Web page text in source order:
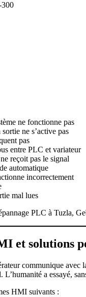
300
ne fonctionne pas
ne s’active pas
pas
entre PLC et variateur
reçoit pas le signal
automatique
incorrectement
mal lues
PLC à Tuzla,
et solutions
communique avec
a essayé,
HMI suivants :